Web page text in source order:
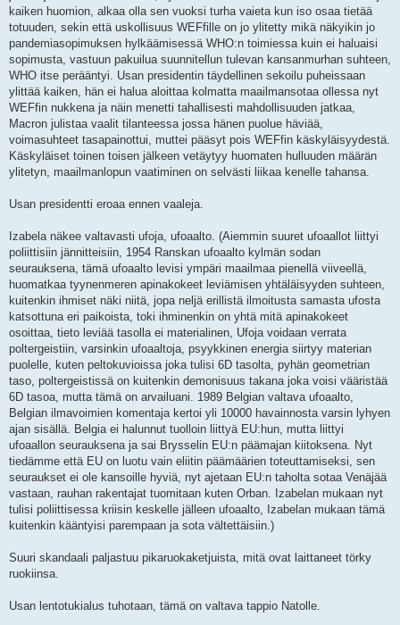
kaiken huomion, alkaa olla sen vuoksi turha vaieta kun iso osaa tietää
totuuden, sekin että uskollisuus WEFfille on jo ylitetty mikä näkyikin jo
pandemiasopimuksen hylkäämisessä WHO:n toimiessa kuin ei haluaisi
sopimusta, vastuun pakuilua suunnitellun tulevan kansanmurhan suhteen,
WHO itse perääntyi. Usan presidentin täydellinen sekoilu puheissaan
ylittää kaiken, hän ei halua aloittaa kolmatta maailmansotaa ollessa nyt
WEFfin nukkena ja näin menetti tahallisesti mahdollisuuden jatkaa,
Macron julistaa vaalit tilanteessa jossa hänen puolue häviää,
voimasuhteet tasapainottui, muttei pääsyt pois WEFfin käskyläisyydestä.
Käskyläiset toinen toisen jälkeen vetäytyy huomaten hulluuden määrän
ylitetyn, maailmanlopun vaatiminen on selvästi liikaa kenelle tahansa.
Usan presidentti eroaa ennen vaaleja.
Izabela näkee valtavasti ufoja, ufoaalto. (Aiemmin suuret ufoaallot liittyi
poliittisiin jännitteisiin, 1954 Ranskan ufoaalto kylmän sodan
seurauksena, tämä ufoaalto levisi ympäri maailmaa pienellä viiveellä,
huomatkaa tyynenmeren apinakokeet leviämisen yhtäläisyyden suhteen,
kuitenkin ihmiset näki niitä, jopa neljä erillistä ilmoitusta samasta ufosta
katsottuna eri paikoista, toki ihminenkin on yhtä mitä apinakokeet
osoittaa, tieto leviää tasolla ei materialinen, Ufoja voidaan verrata
poltergeistiin, varsinkin ufoaaltoja, psyykkinen energia siirtyy materian
puolelle, kuten peltokuvioissa joka tulisi 6D tasolta, pyhän geometrian
taso, poltergeistissä on kuitenkin demonisuus takana joka voisi vääristää
6D tasoa, mutta tämä on arvailuani. 1989 Belgian valtava ufoaalto,
Belgian ilmavoimien komentaja kertoi yli 10000 havainnosta varsin lyhyen
ajan sisällä. Belgia ei halunnut tuolloin liittyä EU:hun, mutta liittyi
ufoaallon seurauksena ja sai Brysselin EU:n päämajan kiitoksena. Nyt
tiedämme että EU on luotu vain eliitin päämäärien toteuttamiseksi, sen
seuraukset ei ole kansoille hyviä, nyt ajetaan EU:n taholta sotaa Venäjää
vastaan, rauhan rakentajat tuomitaan kuten Orban. Izabelan mukaan nyt
tulisi poliittisessa kriisin keskelle jälleen ufoaalto, Izabelan mukaan tämä
kuitenkin kääntyisi parempaan ja sota vältettäisiin.)
Suuri skandaali paljastuu pikaruokaketjuista, mitä ovat laittaneet törky
ruokiinsa.
Usan lentotukialus tuhotaan, tämä on valtava tappio Natolle.